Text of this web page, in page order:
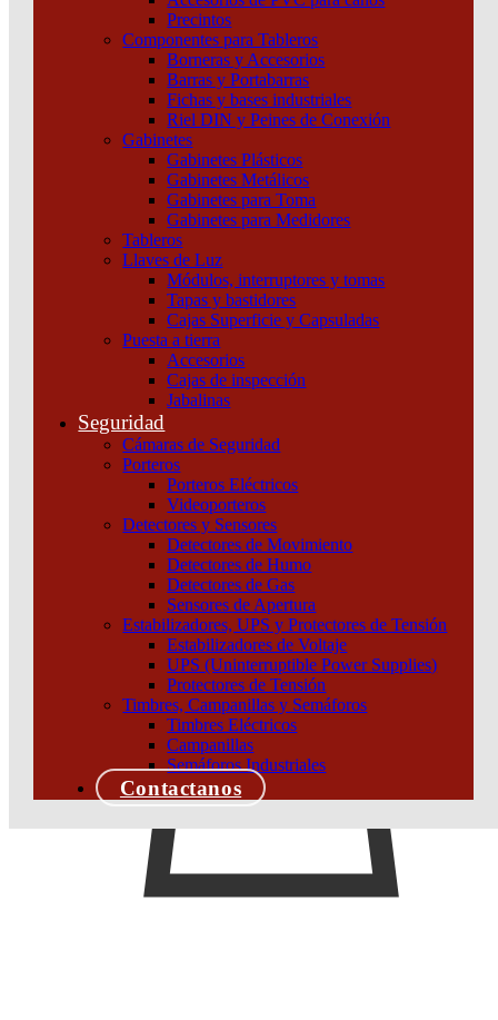
Precintos
Componentes para Tableros
Borneras y Accesorios
Barras y Portabarras
Fichas y bases industriales
Riel DIN y Peines de Conexión
Gabinetes
Gabinetes Plásticos
Gabinetes Metálicos
Gabinetes para Toma
Gabinetes para Medidores
Tableros
Llaves de Luz
Módulos, interruptores y tomas
Tapas y bastidores
Cajas Superficie y Capsuladas
Puesta a tierra
Accesorios
Cajas de inspección
Jabalinas
Seguridad
Cámaras de Seguridad
Porteros
Porteros Eléctricos
Videoporteros
Detectores y Sensores
Detectores de Movimiento
Detectores de Humo
Detectores de Gas
Sensores de Apertura
Estabilizadores, UPS y Protectores de Tensión
Estabilizadores de Voltaje
UPS (Uninterruptible Power Supplies)
Protectores de Tensión
Timbres, Campanillas y Semáforos
Timbres Eléctricos
Campanillas
Semáforos Industriales
Contactanos
Interruptor Compact Nsx100B 25 Ka A 415 Vca Unidad
De Control Tmd 25 A 3 Polos 3D Schneider
Añadir al carrito